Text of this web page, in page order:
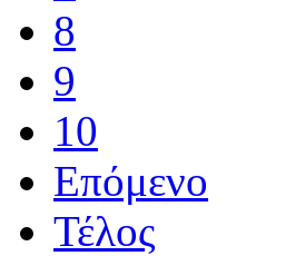
8
9
10
Επόμενο
Τέλος